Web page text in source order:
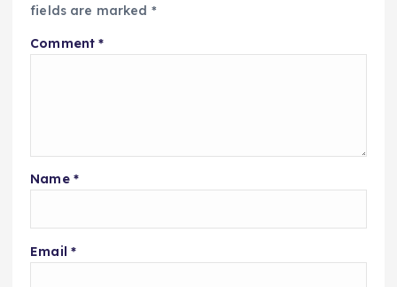
fields are marked *
Comment*
Name *
Email *